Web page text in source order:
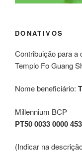
DONATIVOS
Contribuição para a
Templo Fo Guang
Nome beneficiário:
Millennium BCP
PT50 0033 0000
(Indicar na